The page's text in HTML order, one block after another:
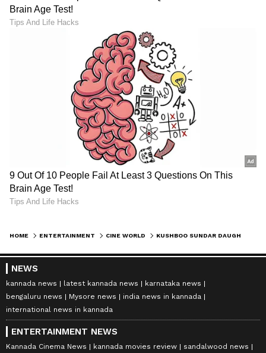
HOME ENTERTAINMENT CINE WORLD
NEWS
kannada news latest kannada news
karnataka news
bengaluru news
Mysore news
india news in kannada
international news in kannada
ENTERTAINMENT NEWS
Kannada Cinema News kannada movies review
sandalwood news